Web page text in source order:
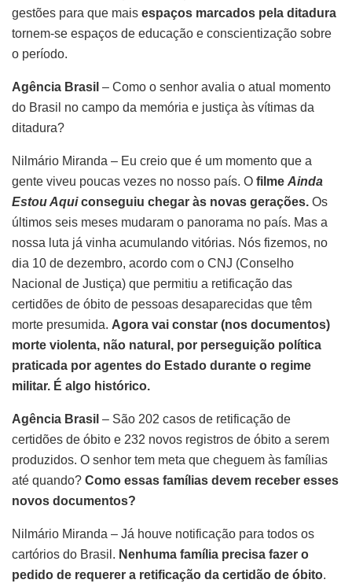
gestões para que mais espaços marcados pela ditadura
tornem-se espaços de educação e conscientização sobre
o período.
Agência Brasil – Como o senhor avalia o atual momento
do Brasil no campo da memória e justiça às vítimas da
ditadura?
Nilmário Miranda – Eu creio que é um momento que a
gente viveu poucas vezes no nosso país. O filme Ainda
Estou Aquiconseguiu chegar às novas gerações. Os
últimos seis meses mudaram o panorama no país. Mas a
nossa luta já vinha acumulando vitórias. Nós fizemos, no
dia 10 de dezembro, acordo com o CNJ (Conselho
Nacional de Justiça) que permitiu a retificação das
certidões de óbito de pessoas desaparecidas que têm
morte presumida. Agora vai constar (nos documentos)
morte violenta, não natural, por perseguição política
praticada por agentes do Estado durante o regime
militar. É algo histórico.
Agência Brasil – São 202 casos de retificação de
certidões de óbito e 232 novos registros de óbito a serem
produzidos. O senhor tem meta que cheguem às famílias
até quando? Como essas famílias devem receber esses
novos documentos?
Nilmário Miranda – Já houve notificação para todos os
cartórios do Brasil. Nenhuma família precisa fazer o
pedido de requerer a retificação da certidão de óbito.